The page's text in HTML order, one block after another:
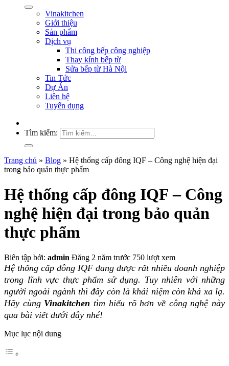
Vinakitchen
Giới thiệu
Sản phẩm
Dịch vụ
Thi công bếp công nghiệp
Thay kính bếp từ
Sửa bếp từ Hà Nội
Tin Tức
Dự Án
Liên hệ
Tuyển dụng
Tìm kiếm:
Trang chủ » Blog » Hệ thống cấp đông IQF – Công nghệ hiện đại
trong bảo quản thực phẩm
Hệ thống cấp đông IQF – Công
nghệ hiện đại trong bảo quản
thực phẩm
Biên tập bởi: admin Đăng 2 năm trước 750 lượt xem
Hệ thống cấp đông IQF đang được rất nhiều doanh nghiệp
trong lĩnh vực thực phẩm sử dụng. Tuy nhiên với những
người ngoài ngành thì đây còn là khái niệm còn khá xa lạ.
Hãy cùng Vinakitchen tìm hiểu rõ hơn về công nghệ này
qua bài viết dưới đây nhé!
Mục lục nội dung